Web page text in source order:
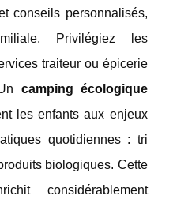
conseils personnalisés,
Privilégiez les
traiteur ou épicerie
camping écologique
les enfants aux enjeux
quotidiennes : tri
biologiques. Cette
considérablement